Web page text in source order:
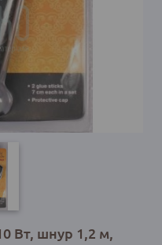
Вт, шнур 1,2 м,